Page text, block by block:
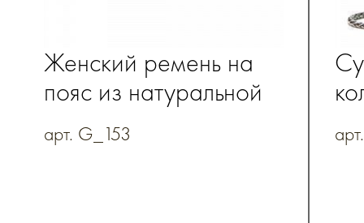
Женский ремень на
пояс из натуральной
кожи
арт. G_153